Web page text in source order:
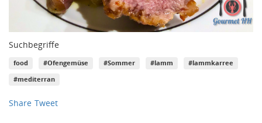
Suchbegriffe
food #Ofengemüse #Sommer #lamm
#lammkarree
#mediterran
Share Tweet